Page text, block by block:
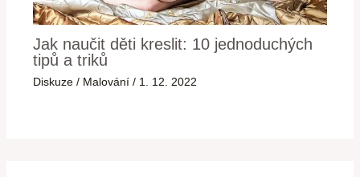
Jak naučit děti kreslit: 10 jednoduchých
tipů a triků
Diskuze / Malování / 1. 12. 2022